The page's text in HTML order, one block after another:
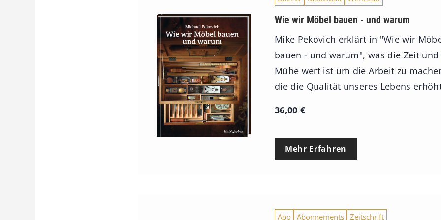
Wie wir Möbel bauen - und warum
Mike Pekovich erklärt in "Wie wir
bauen - und warum", was die Zeit und
Mühe wert ist um die Arbeit zu
die die Qualität unseres Lebens
36,00 €
Mehr Erfahren
Abo Abonnements Zeitschrift